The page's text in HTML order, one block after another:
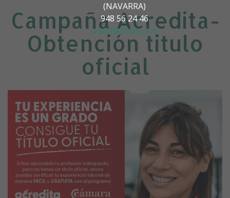
(NAVARRA)
948 56 24 46
olazti@olazti.com
Campaña Acredita-
Obtención titulo
oficial